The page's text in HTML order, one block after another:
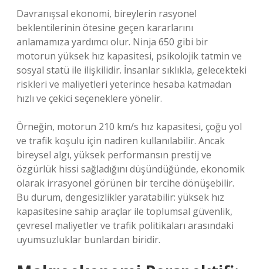
Davranışsal ekonomi, bireylerin rasyonel
beklentilerinin ötesine geçen kararlarını
anlamamıza yardımcı olur. Ninja 650 gibi bir
motorun yüksek hız kapasitesi, psikolojik tatmin ve
sosyal statü ile ilişkilidir. İnsanlar sıklıkla, gelecekteki
riskleri ve maliyetleri yeterince hesaba katmadan
hızlı ve çekici seçeneklere yönelir.
Örneğin, motorun 210 km/s hız kapasitesi, çoğu yol
ve trafik koşulu için nadiren kullanılabilir. Ancak
bireysel algı, yüksek performansın prestij ve
özgürlük hissi sağladığını düşündüğünde, ekonomik
olarak irrasyonel görünen bir tercihe dönüşebilir.
Bu durum, dengesizlikleryaratabilir: yüksek hız
kapasitesine sahip araçlar ile toplumsal güvenlik,
çevresel maliyetler ve trafik politikaları arasındaki
uyumsuzluklar bunlardan biridir.